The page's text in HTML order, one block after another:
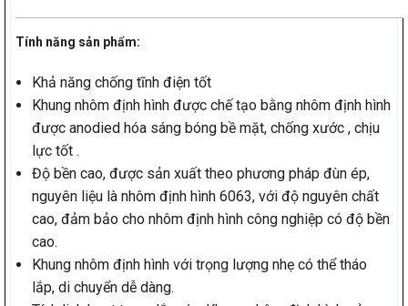
Tính năng sản phẩm:
Khả năng chống tĩnh điện tốt
Khung nhôm định hình được chế tạo bằng nhôm định hình
được anodied hóa sáng bóng bề mặt, chống xước , chịu
lực tốt .
Độ bền cao, được sản xuất theo phương pháp đùn ép,
nguyên liệu là nhôm định hình 6063, với độ nguyên chất
cao, đảm bảo cho nhôm định hình công nghiệp có độ bền
cao.
Khung nhôm định hình với trọng lượng nhẹ có thể tháo
lắp, di chuyển dễ dàng.